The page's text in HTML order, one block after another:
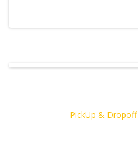
PickUp & Dropoff